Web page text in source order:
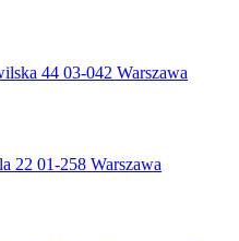
44 03-042 Warszawa
22 01-258 Warszawa